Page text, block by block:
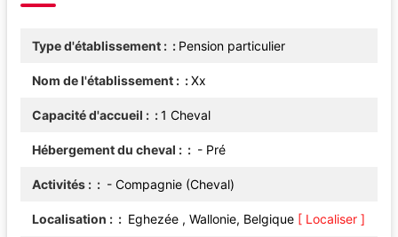
Type d'établissement : Pension particulier
Nom de l'établissement : Xx
Capacité d'accueil : 1 Cheval
Hébergement du cheval : - Pré
Activités : - Compagnie (Cheval)
Localisation : Eghezée , Wallonie, Belgique [ Localiser ]